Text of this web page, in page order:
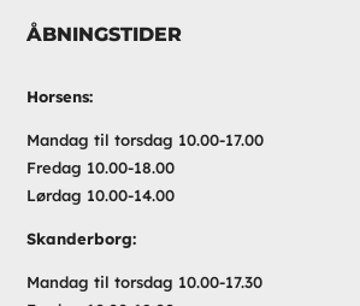
ÅBNINGSTIDER
Horsens:
Mandag til torsdag 10.00-17.00
Fredag 10.00-18.00
Lørdag 10.00-14.00
Skanderborg:
Mandag til torsdag 10.00-17.30